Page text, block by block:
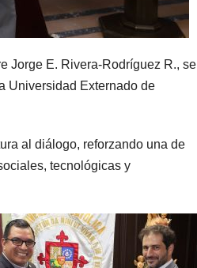
Jorge E. Rivera-Rodríguez R., se
Universidad Externado de
al diálogo, reforzando una de
tecnológicas y